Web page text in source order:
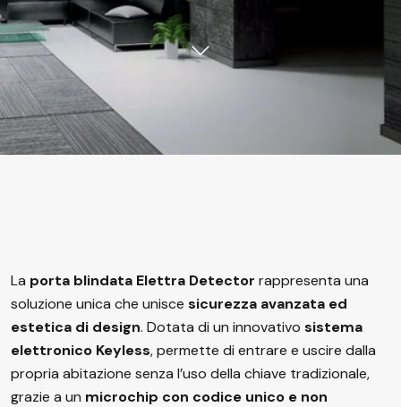
La porta blindata Elettra Detector rappresenta una
soluzione unica che unisce sicurezza avanzata ed
estetica di design. Dotata di un innovativo sistema
elettronico Keyless, permette di entrare e uscire dalla
propria abitazione senza l’uso della chiave tradizionale,
grazie a un microchip con codice unico e non